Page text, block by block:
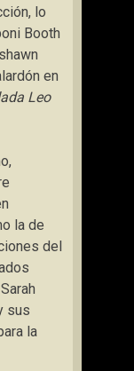
lo
Booth
en
Leo
la de
del
sus
la